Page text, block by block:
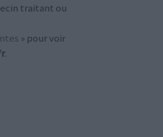
traitant ou
» pour voir
.